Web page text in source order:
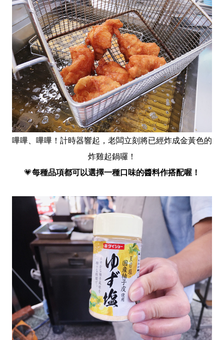
嗶嗶、嗶嗶！計時器響起，老闆立刻將已經炸成金黃色的
炸雞起鍋囉！
💗每種品項都可以選擇一種口味的醬料作搭配喔！